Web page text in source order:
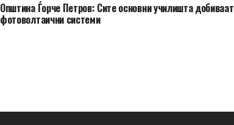
Општина Ѓорче Петров: Сите основни училишта добиваат
фотоволтаични системи